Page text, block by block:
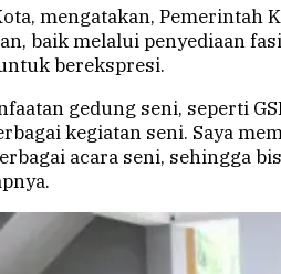
mengatakan, Pemerintah
baik melalui penyediaan
berekspresi.
gedung seni, seperti
kegiatan seni. Saya
acara seni, sehingga